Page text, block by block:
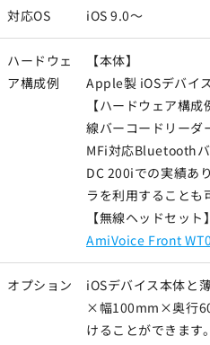
対応OS iOS 9.0～
ハードウェ
ア構成例
【本体】
Apple製 iOSデバイス
【ハードウェア構
線バーコードリーダ
MFi対応Bluetooth
DC 200iでの実績あ
ラを利用することも
【無線ヘッドセット】
AmiVoice Front
オプション
iOSデバイス本体と
×幅100mm×奥行
けることができます。